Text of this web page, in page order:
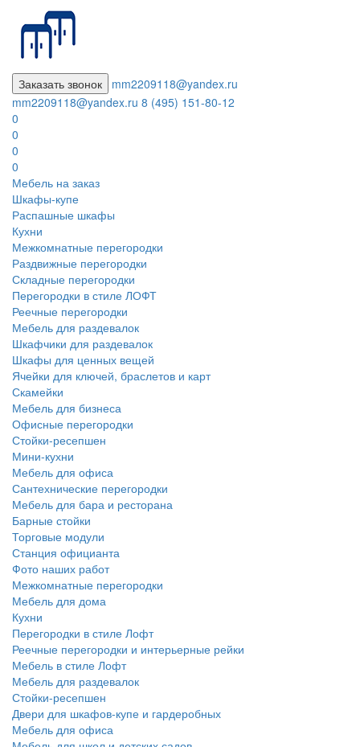
Заказать звонок
mm2209118@yandex.ru
mm2209118@yandex.ru 8 (495) 151-80-12
0
0
0
0
Мебель на заказ
Шкафы-купе
Распашные шкафы
Кухни
Межкомнатные перегородки
Раздвижные перегородки
Складные перегородки
Перегородки в стиле ЛОФТ
Реечные перегородки
Мебель для раздевалок
Шкафчики для раздевалок
Шкафы для ценных вещей
Ячейки для ключей, браслетов и карт
Скамейки
Мебель для бизнеса
Офисные перегородки
Стойки-ресепшен
Мини-кухни
Мебель для офиса
Сантехнические перегородки
Мебель для бара и ресторана
Барные стойки
Торговые модули
Станция официанта
Фото наших работ
Межкомнатные перегородки
Мебель для дома
Кухни
Перегородки в стиле Лофт
Реечные перегородки и интерьерные рейки
Мебель в стиле Лофт
Мебель для раздевалок
Стойки-ресепшен
Двери для шкафов-купе и гардеробных
Мебель для офиса